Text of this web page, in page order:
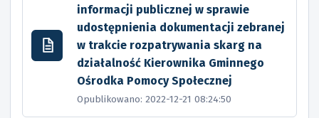
informacji publicznej w sprawie
udostępnienia dokumentacji zebranej
w trakcie rozpatrywania skarg na
działalność Kierownika Gminnego
Ośrodka Pomocy Społecznej
Opublikowano: 2022-12-21 08:24:50